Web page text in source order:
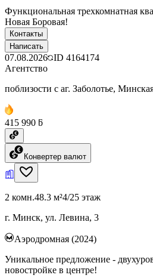
Функциональная трехкомнатная
Новая Боровая!
Контакты
Написать
07.08.2026 ID 4164174
Агентство
поблизости с аг. Заболотье,
415 990 ƃ
Конвертер валют
2 комн.48.3 м²4/25 этаж
г. Минск, ул. Левина, 3
Аэродромная (2024)
Уникальное предложение -
новостройке в центре!